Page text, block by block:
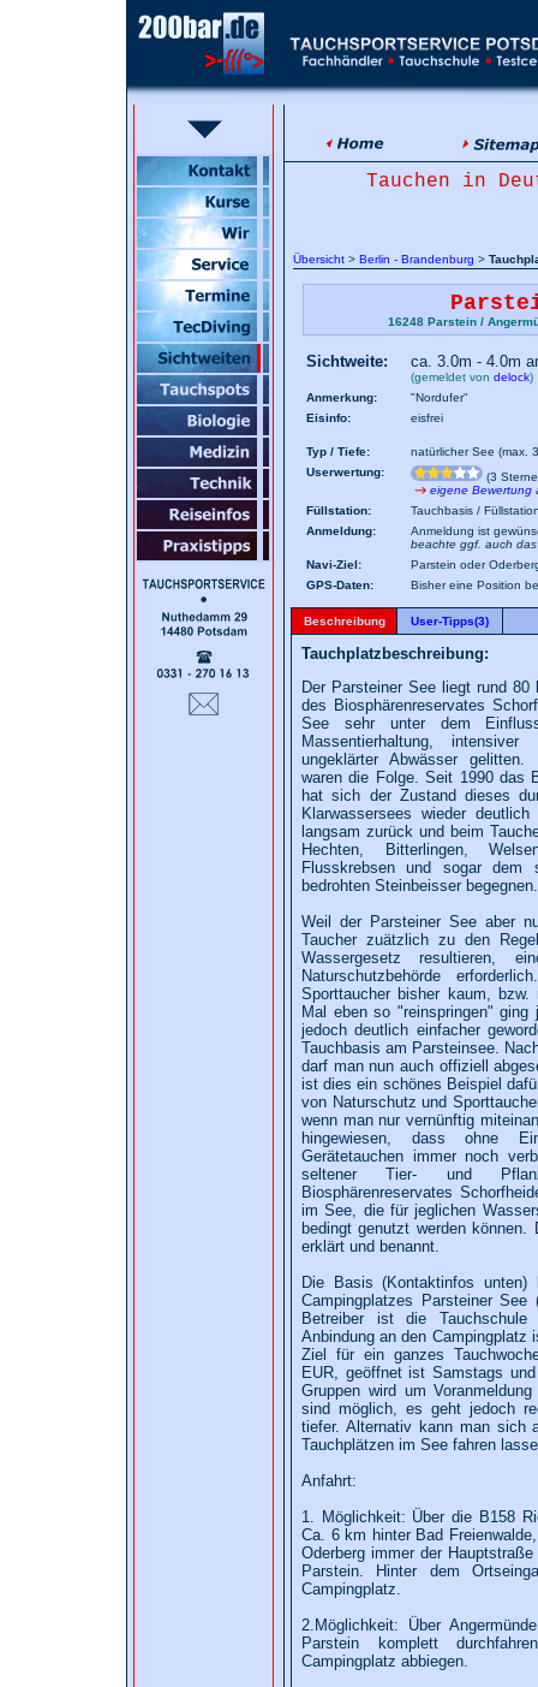
Tauchen in
Übersicht > Berlin - Brandenburg >
16248 Parstein /
Sichtweite: ca. 3.0m - 4.0m
(gemeldet von delock)
Anmerkung:
"Nordufer"
Eisinfo:
eisfrei
Typ / Tiefe:
natürlicher See (max.
Userwertung:
(3
eigene Bewertung
Füllstation:
Tauchbasis /
Anmeldung:
Anmeldung ist
beachte ggf. auch
Navi-Ziel:
Parstein oder
GPS-Daten:
Bisher eine Position
Beschreibung User-Tipps(3)
Tauchplatzbeschreibung:
Der Parsteiner See liegt rund
des Biosphärenreservates
See sehr unter dem Einfluss
Massentierhaltung,
ungeklärter Abwässer gelitten.
waren die Folge. Seit 1990 das
hat sich der Zustand dieses
Klarwassersees wieder
langsam zurück und beim
Hechten, Bitterlingen,
Flusskrebsen und sogar dem
bedrohten Steinbeisser begegnen.
Weil der Parsteiner See aber
Taucher zuätzlich zu den
Wassergesetz resultieren,
Naturschutzbehörde
Sporttaucher bisher kaum,
Mal eben so "reinspringen"
jedoch deutlich einfacher
Tauchbasis am Parsteinsee.
darf man nun auch offiziell
ist dies ein schönes Beispiel
von Naturschutz und
wenn man nur vernünftig
hingewiesen, dass ohne
Gerätetauchen immer noch
seltener Tier- und
Biosphärenreservates
im See, die für jeglichen
bedingt genutzt werden können.
erklärt und benannt.
Die Basis (Kontaktinfos
Campingplatzes Parsteiner
Betreiber ist die
Anbindung an den Campingplatz
Ziel für ein ganzes
EUR, geöffnet ist Samstags
Gruppen wird um
sind möglich, es geht jedoch
tiefer. Alternativ kann man sich
Tauchplätzen im See fahren
Anfahrt:
1. Möglichkeit: Über die B158
Ca. 6 km hinter Bad
Oderberg immer der
Parstein. Hinter dem
Campingplatz.
2.Möglichkeit: Über
Parstein komplett
Campingplatz abbiegen.